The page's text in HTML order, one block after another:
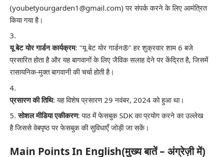
(youbetyourgarden1@gmail.com) पर संपर्क करने के लिए आमंत्रित
किया गया है।
यू बेट योर गार्डन कार्यक्रम: "यू बेट योर गार्डन®" हर शुक्रवार शाम 6 बजे
प्रसारित होता है और यह बागवानों के लिए जैविक सलाह देने पर केंद्रित है, जिसमें
रासायनिक-मुक्त बागवानी की चर्चा होती है।
प्रसारण की तिथि: यह विशेष प्रसारण 29 नवंबर, 2024 को हुआ था।
सोशल मीडिया एकीकरण: पाठ में फेसबुक SDK का प्रयोग करने का उल्लेख
है जिससे वेबपृष्ठ पर फेसबुक की सुविधाएँ जोड़ी जा सकें।
Main Points In English(मुख्य बातें – अंग्रेज़ी में)